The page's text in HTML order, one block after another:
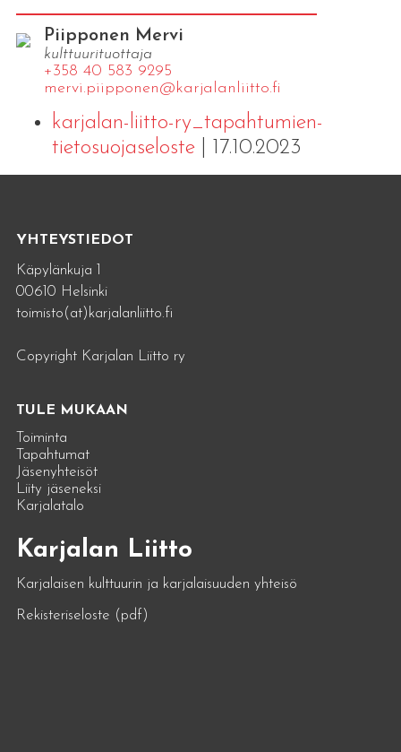
Piipponen Mervi
kulttuurituottaja
+358 40 583 9295
mervi.​piipponen@​kar​jala​nlii​tto.​fi
karjalan-liitto-ry_tapahtumien-
tietosuojaseloste| 17.10.2023
YHTEYSTIEDOT
Käpylänkuja 1
00610 Helsinki
toimisto(at)karjalanliitto.fi
Copyright Karjalan Liitto ry
TULE MUKAAN
Toiminta
Tapahtumat
Jäsenyhteisöt
Liity jäseneksi
Karjalatalo
Karjalan Liitto
Karjalaisen kulttuurin ja karjalaisuuden yhteisö
Rekisteriseloste (pdf)